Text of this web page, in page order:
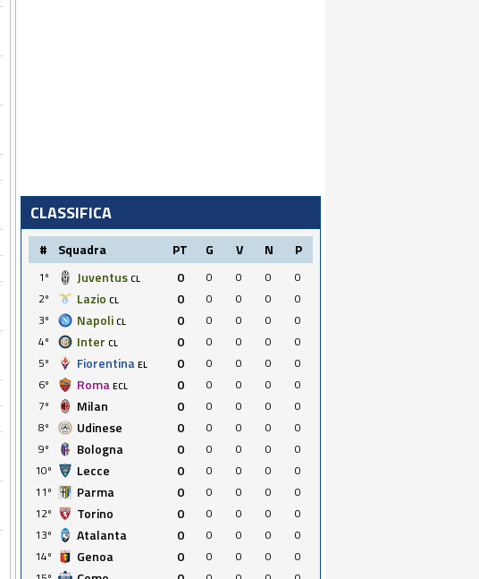
CLASSIFICA
# Squadra PT G V N P
1º Juventus CL 0 0 0 0
0
2º
Lazio CL 0 0 0 0
0
3º
Napoli CL 0 0 0 0
0
4º
Inter CL 0 0 0 0
0
5º
Fiorentina EL 0 0 0 0
0
6º
Roma ECL 0 0 0 0
0
7º
Milan 0 0 0 0
0
8º
Udinese 0 0 0 0
0
9º
Bologna 0 0 0 0
0
10º
Lecce 0 0 0 0
0
11º
Parma 0 0 0 0
0
12º
Torino 0 0 0 0
0
13º
Atalanta 0 0 0 0
0
14º
Genoa 0 0 0 0
0